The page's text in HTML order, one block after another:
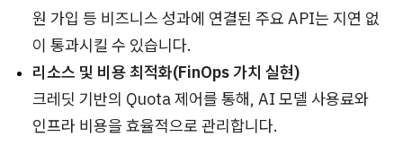
원 가입 등 비즈니스 성과에 연결된 주요 API는 지연 없
이 통과시킬 수 있습니다.
리소스 및 비용 최적화(FinOps 가치 실현)
크레딧 기반의 Quota 제어를 통해, AI 모델 사용료와
인프라 비용을 효율적으로 관리합니다.